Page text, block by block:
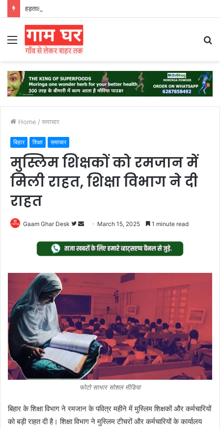
हड़ताली सफाईकर्मियों ने नगर निगम का घेराव किया’
Menu
Home / समाचार
बिहार शिक्षा समाचार
मुस्लिम शिक्षकों को रमजान में
मिली राहत, शिक्षा विभाग ने दी
राहत
Gaam Ghar Desk
Follow
Twitter
Send
email
March 15, 2025 1 minute read
फोटो साभार सोशल मीडिया
बिहार के शिक्षा विभाग ने रमजान के पवित्र महीने में मुस्लिम शिक्षकों और कर्मचारियों
को बड़ी राहत दी है। शिक्षा विभाग ने मुस्लिम टीचरों और कर्मचारियों के कार्यालय